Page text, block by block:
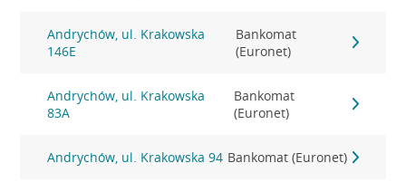
Andrychów, ul. Krakowska
146E
Bankomat
(Euronet)
Andrychów, ul. Krakowska
83A
Bankomat
(Euronet)
Andrychów, ul. Krakowska 94 Bankomat (Euronet)